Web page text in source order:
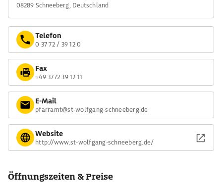
08289 Schneeberg, Deutschland
Telefon
0 37 72 / 39 12 0
Fax
+49 3772 39 12 11
E-Mail
pfarramt@st-wolfgang-schneeberg.de
Website
http://www.st-wolfgang-schneeberg.de/
Öffnungszeiten & Preise